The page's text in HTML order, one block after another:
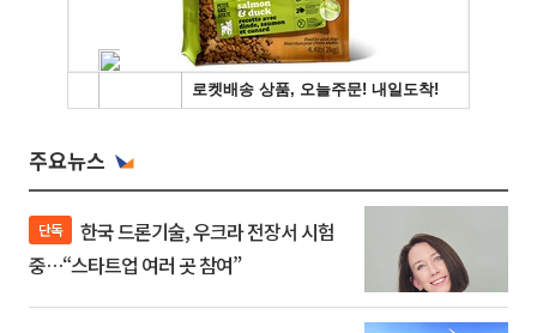
주요뉴스
단독
중…“스타트업 여러 곳 참여”